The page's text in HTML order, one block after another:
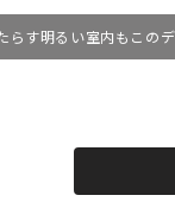
らす明るい室内もこの